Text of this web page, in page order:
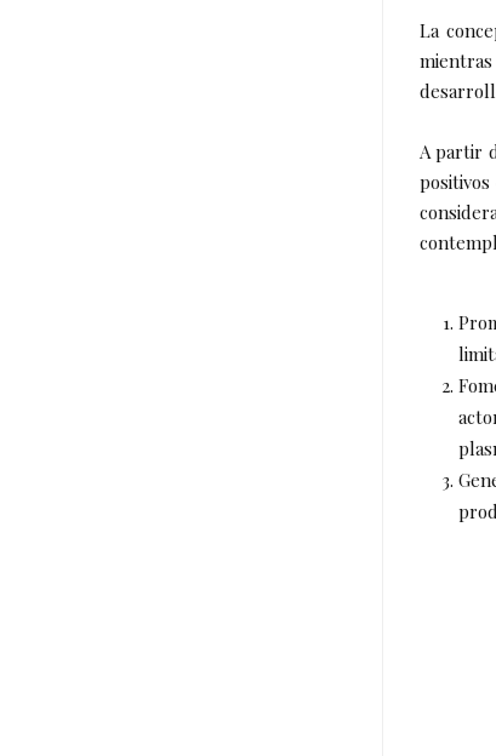
La
mientras
A partir